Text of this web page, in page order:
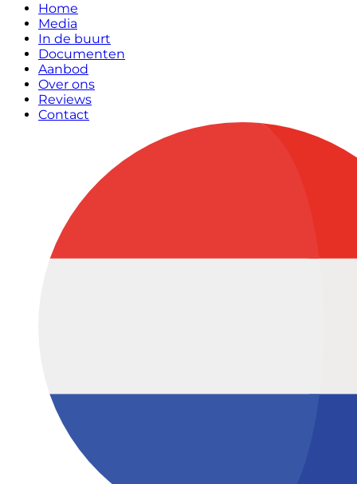
Home
Media
In de buurt
Documenten
Aanbod
Over ons
Reviews
Contact